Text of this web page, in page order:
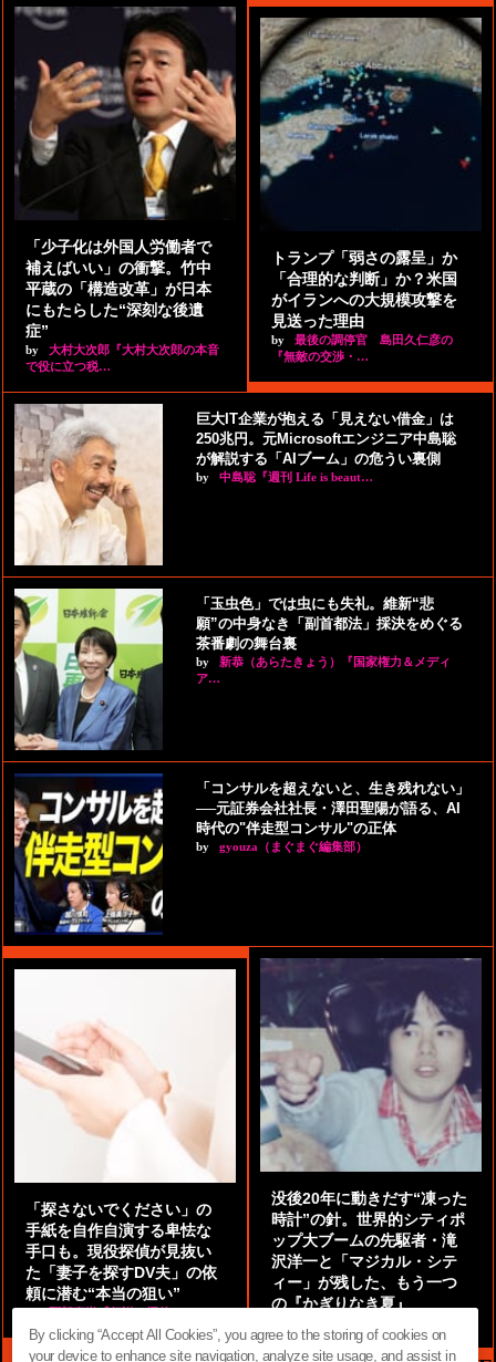
「少子化は外国人労働者で
補えばいい」の衝撃。竹中
平蔵の「構造改革」が日本
にもたらした“深刻な後遺
症”
by
大村大次郎『大村大次郎の本音
で役に立つ税…
トランプ「弱さの露呈」か
「合理的な判断」か？米国
がイランへの大規模攻撃を
見送った理由
by
最後の調停官 島田久仁彦の
『無敵の交渉・…
巨大IT企業が抱える「見えない借金」は
250兆円。元Microsoftエンジニア中島聡
が解説する「AIブーム」の危うい裏側
by 中島聡『週刊 Life is beaut…
「玉虫色」では虫にも失礼。維新“悲
願”の中身なき「副首都法」採決をめぐる
茶番劇の舞台裏
by
新恭（あらたきょう）『国家権力＆メディ
ア…
「コンサルを超えないと、生き残れない」
──元証券会社社長・澤田聖陽が語る、AI
時代の"伴走型コンサル"の正体
by gyouza（まぐまぐ編集部）
「探さないでください」の
手紙を自作自演する卑怯な
手口も。現役探偵が見抜い
た「妻子を探すDV夫」の依
頼に潜む“本当の狙い”
by 阿部泰尚『伝説の探偵』
没後20年に動きだす“凍った
時計”の針。世界的シティポ
ップ大ブームの先駆者・滝
沢洋一と「マジカル・シテ
ィー」が残した、もう一つ
の『かぎりなき夏』
By clicking “Accept All Cookies”, you agree to the storing of cookies on
your device to enhance site navigation, analyze site usage, and assist in